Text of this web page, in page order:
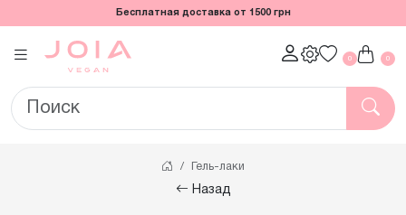
Бесплатная доставка от 1500 грн
0 0
Гель-лаки
Назад